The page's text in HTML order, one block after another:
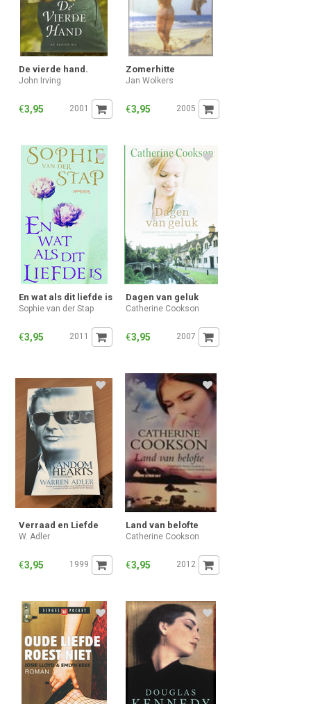
De vierde hand.
John Irving
€3,95 2001
Zomerhitte
Jan Wolkers
€3,95 2005
En wat als dit liefde is
Sophie van der Stap
€3,95 2011
Dagen van geluk
Catherine Cookson
€3,95 2007
Verraad en Liefde
W. Adler
€3,95 1999
Land van belofte
Catherine Cookson
€3,95 2012